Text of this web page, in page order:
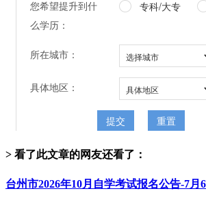
> 看了此文章的网友还看了：
台州市2026年10月自学考试报名公告-7月